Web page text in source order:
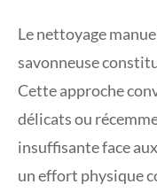
Le nettoyage
savonneuse
Cette approche
délicats ou
insuffisante face
un effort physique